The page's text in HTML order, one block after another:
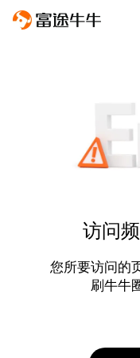
访问
您所要访问的
刷牛牛